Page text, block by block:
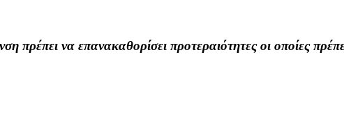
πρέπει να επανακαθορίσει προτεραιότητες οι οποίες